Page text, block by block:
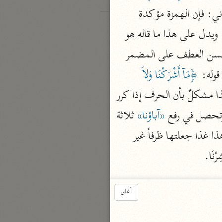
للأولى فهي داخلة في الحقيقة على الجملة إلا أنه فصل بين الهمزتين بإنّ واسْمِهَا وخبرها. ويدل على هذا ما قاله هو
في سورة الواقعة فإنه قال: دخلت همزة الاستفهام على حرف العطف، فإن قلت: كيف حسن العطف على المضمر
﴿مَآ أَشْرَكْنَا وَلاَ
لفصل (لا) المؤكدة للنفي لأن لا مؤكدة للنفي المتقدم بما إلا أن هذا مشكلٌ بأن الحرف إذا كرر
وتحصل في رفع «آباؤنا»
محذوف أي: أَنُبْعَثُ إذَا مِتْنَا هذا غذا جعلتها ظرفاً غير
أي تبعثون وأنتم صاغرون أذلاَّء قال أبو
أغلق